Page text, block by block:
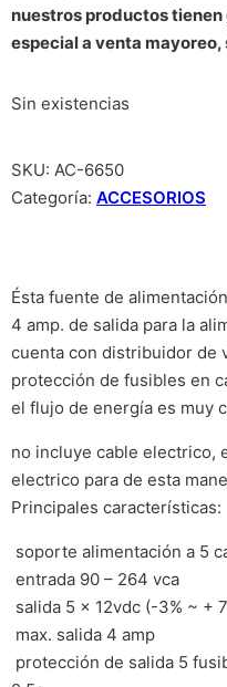
nuestros productos
especial a venta
Sin existencias
SKU: AC-6650
Categoría: ACCESORIOS
Ésta fuente de
4 amp. de salida para la
cuenta con distribuidor de
protección de fusibles en
el flujo de energía es muy
no incluye cable electrico,
electrico para de esta
Principales características:
 soporte alimentación a 5
 entrada 90 – 264 vca
 salida 5 x 12vdc (-3% ~ +
 max. salida 4 amp
 protección de salida 5